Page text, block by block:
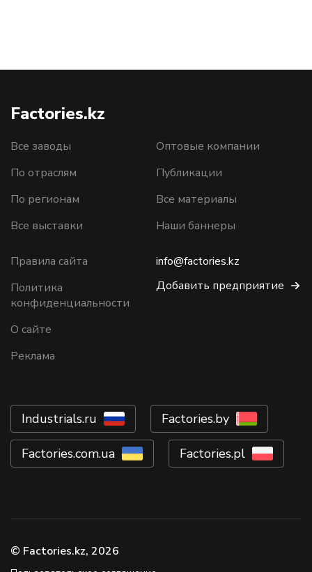
Factories.kz
Все заводы
По отраслям
По регионам
Все выставки
Оптовые компании
Публикации
Все материалы
Наши баннеры
Правила сайта
Политика
конфиденциальности
О сайте
Реклама
info@factories.kz
Добавить предприятие
Industrials.ru Factories.by
Factories.com.ua Factories.pl
© Factories.kz, 2026